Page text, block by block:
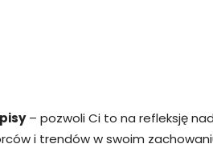
– pozwoli Ci to na refleksję
i trendów w swoim